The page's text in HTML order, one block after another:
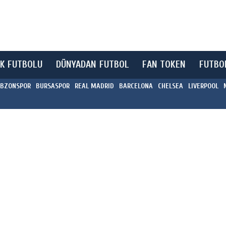
FUTBOLU DÜNYADAN FUTBOL FAN TOKEN
BURSASPOR REAL MADRID BARCELONA CHELSEA LIVERPOOL